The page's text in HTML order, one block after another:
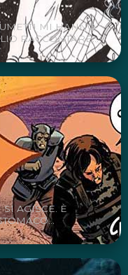
MI HANNO
RACCONTARE...
AGISCE. È